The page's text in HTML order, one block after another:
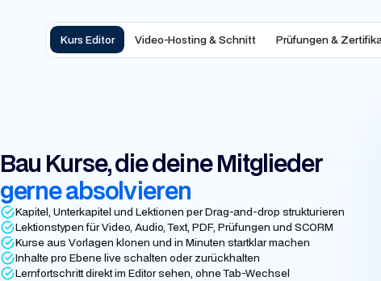
Kurs Editor Video-Hosting & Schnitt Prüfungen &
Bau Kurse, die deine Mitglieder
gerne absolvieren
Kapitel, Unterkapitel und Lektionen per Drag-and-drop strukturieren
Lektionstypen für Video, Audio, Text, PDF, Prüfungen und SCORM
Kurse aus Vorlagen klonen und in Minuten startklar machen
Inhalte pro Ebene live schalten oder zurückhalten
Lernfortschritt direkt im Editor sehen, ohne Tab-Wechsel